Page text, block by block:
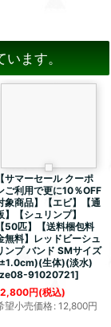
ます。
【サマーセール クーポ
ご利用で更に10％OFF
象商品】【エビ】【通
】【シュリンプ】
【50匹】【送料梱包料
無料】レッドビーシュ
ンプ バンド SMサイズ
生体)(淡水)
ze08-91020721]
円(税込)
望小売価格: 12,800円